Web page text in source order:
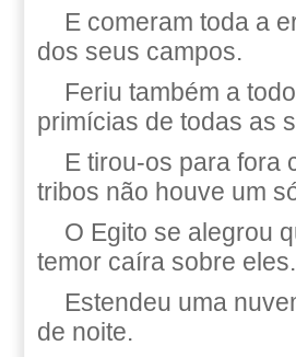
E comeram toda a
dos seus campos.
Feriu também a
primícias de todas as
E tirou-os para fora
tribos não houve um
O Egito se alegrou
temor caíra sobre eles.
Estendeu uma
de noite.